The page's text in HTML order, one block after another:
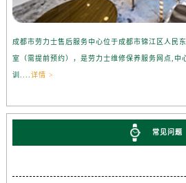
成都市劳力士售后服务中心位于成都市锦江区人民
室（需提前预约），是劳力士维修保养服务网点,中
训.... 详情 >
常见问题